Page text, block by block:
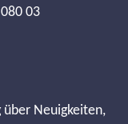
03
Neuigkeiten,